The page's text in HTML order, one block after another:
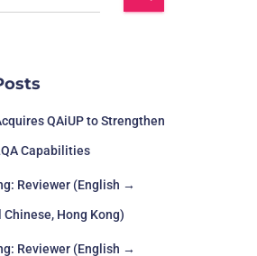
QAiUP to Strengthen
Capabilities
Reviewer (English →
Hong Kong)
Reviewer (English →